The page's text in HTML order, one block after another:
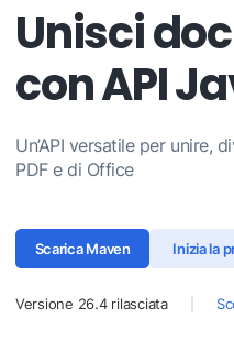
Unisci
con API
Un’API versatile per unire,
PDF e di Office
Scarica Maven Inizia la
Versione 26.4rilasciata